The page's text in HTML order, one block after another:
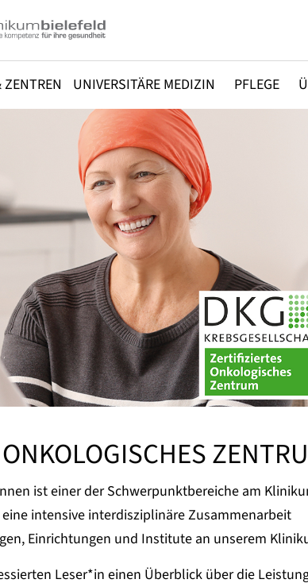
UNIVERSITÄRE MEDIZIN PFLEGE
ist einer der Schwerpunktbereiche am
intensive interdisziplinäre Zusammenarbeit
Einrichtungen und Institute an unserem
Leser*in einen Überblick über die